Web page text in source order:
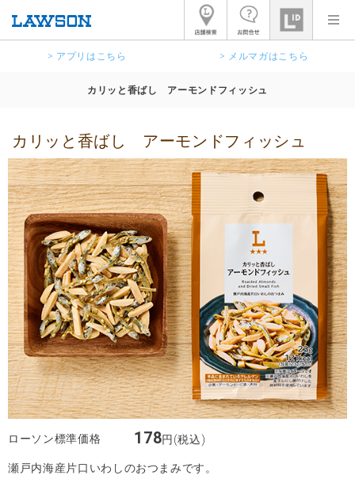
> アプリはこちら > メルマガはこちら
カリッと香ばし アーモンドフィッシュ
カリッと香ばし アーモンドフィッシュ
ローソン標準価格 178円(税込)
瀬戸内海産片口いわしのおつまみです。